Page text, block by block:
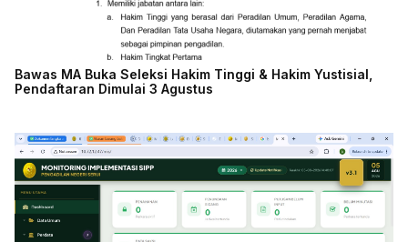
Bawas MA Buka Seleksi Hakim Tinggi & Hakim Yustisial,
Pendaftaran Dimulai 3 Agustus